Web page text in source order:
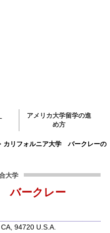
アメリカ大学留学の進
め方
カリフォルニア大学 バークレーの
大学
バークレー
94720 U.S.A.